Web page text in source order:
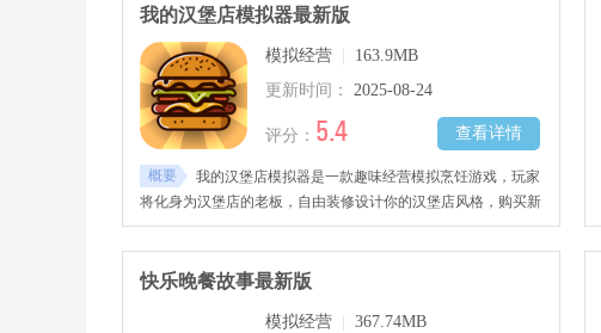
更多全新的食物佳肴，将你的店铺扩建起来，感兴趣的玩家千万
我的汉堡店模拟器最新版
模拟经营
163.9MB
更新时间：
2025-08-24
查看详情
评分： 5.4
概要
我的汉堡店模拟器是一款趣味经营模拟烹饪游戏，玩家
将化身为汉堡店的老板，自由装修设计你的汉堡店风格，购买新
鲜的食材、调味品、原材料等进行制作，根据顾客的需求烹饪出
让其满意的汉堡，发挥你的创意研究出更多全新口味的汉堡，不
断的上新品，制定营销活动吸引顾客前来，赚取丰厚钱财，将你
快乐晚餐故事最新版
模拟经营
367.74MB